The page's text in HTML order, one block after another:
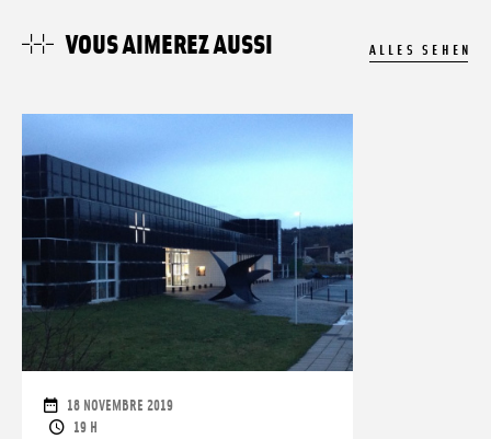
VOUS AIMEREZ AUSSI ALLES SEHEN
DAUER
18 NOVEMBRE 2019
ÖFFNUNGSZEITEN
19 H